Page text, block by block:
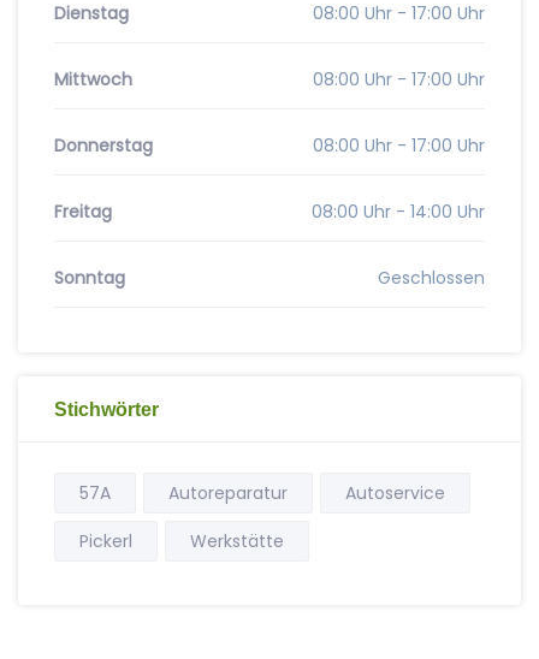
Dienstag 08:00 Uhr - 17:00 Uhr
Mittwoch 08:00 Uhr - 17:00 Uhr
Donnerstag 08:00 Uhr - 17:00 Uhr
Freitag 08:00 Uhr - 14:00 Uhr
Sonntag Geschlossen
Stichwörter
57A Autoreparatur
Autoservice
Pickerl
Werkstätte